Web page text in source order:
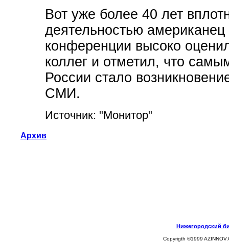
Вот уже более 40 лет
деятельностью
конференции высоко
коллег и отметил, что
России стало
СМИ.
Источник: "Монитор"
Архив
Нижегородский
Copyrigth ©1999